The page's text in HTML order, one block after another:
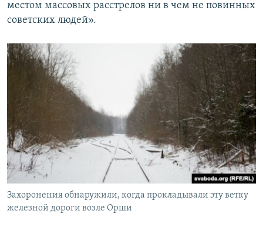
местом массовых расстрелов ни в чем не повинных
советских людей».
Захоронения обнаружили, когда прокладывали эту ветку
железной дороги возле Орши